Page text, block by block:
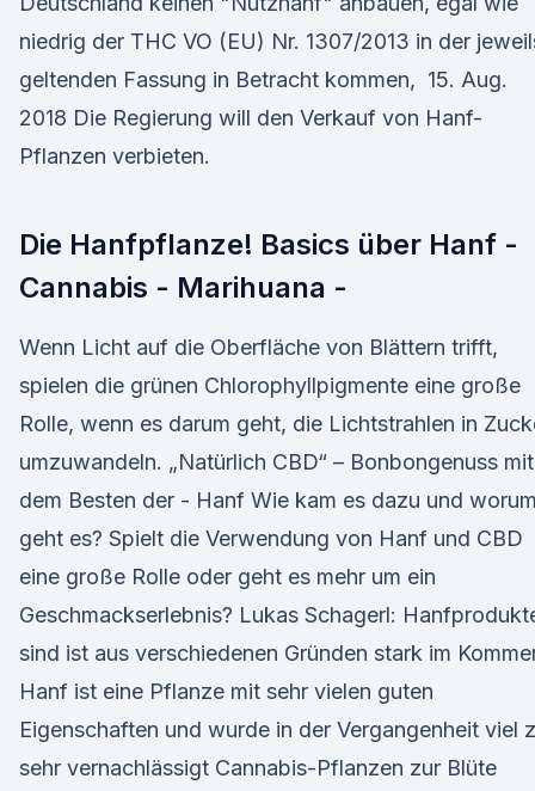
niedrig der THC VO (EU) Nr. 1307/2013 in der
geltenden Fassung in Betracht kommen, 15. Aug.
2018 Die Regierung will den Verkauf von Hanf-
Pflanzen verbieten.
Die Hanfpflanze! Basics über Hanf -
Cannabis - Marihuana -
Wenn Licht auf die Oberfläche von Blättern trifft,
spielen die grünen Chlorophyllpigmente eine große
Rolle, wenn es darum geht, die Lichtstrahlen in
umzuwandeln. „Natürlich CBD“ – Bonbongenuss mit
dem Besten der - Hanf Wie kam es dazu und worum
geht es? Spielt die Verwendung von Hanf und CBD
eine große Rolle oder geht es mehr um ein
Geschmackserlebnis? Lukas Schagerl:
sind ist aus verschiedenen Gründen stark im
Hanf ist eine Pflanze mit sehr vielen guten
Eigenschaften und wurde in der Vergangenheit viel
sehr vernachlässigt Cannabis-Pflanzen zur Blüte